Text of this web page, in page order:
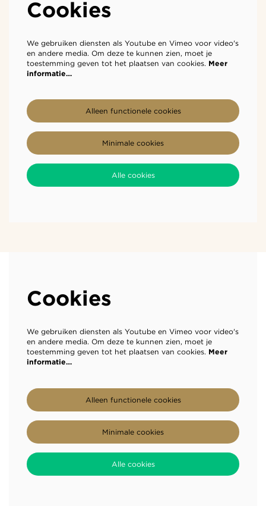
Cookies
We gebruiken diensten als Youtube en Vimeo voor video's
en andere media. Om deze te kunnen zien, moet je
toestemming geven tot het plaatsen van cookies. Meer
informatie…
Alleen functionele cookies
Minimale cookies
Alle cookies
Cookies
We gebruiken diensten als Youtube en Vimeo voor video's
en andere media. Om deze te kunnen zien, moet je
toestemming geven tot het plaatsen van cookies. Meer
informatie…
Alleen functionele cookies
Minimale cookies
Alle cookies